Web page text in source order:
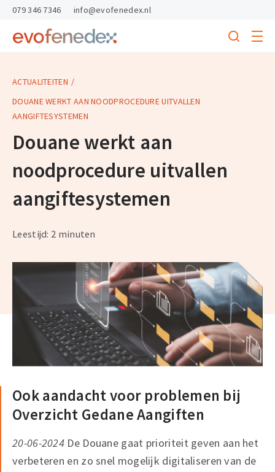
skipToContent
skipToFooter
Return
homepage
Search
menu
079 346 7346 info@evofenedex.nl
ACTUALITEITEN
DOUANE WERKT AAN NOODPROCEDURE UITVALLEN
AANGIFTESYSTEMEN
Douane werkt aan
noodprocedure uitvallen
aangiftesystemen
Leestijd: 2 minuten
Ook aandacht voor problemen bij
Overzicht Gedane Aangiften
20-06-2024 De Douane gaat prioriteit geven aan het
verbeteren en zo snel mogelijk digitaliseren van de